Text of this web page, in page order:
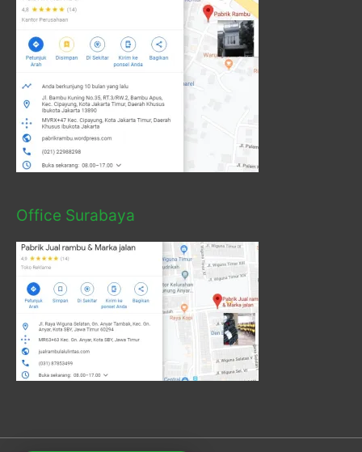
Office Surabaya